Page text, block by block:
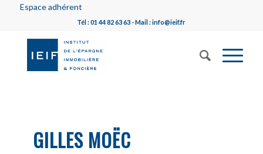
Espace adhérent
Tél : 01 44 82 63 63 - Mail : info@ieif.fr
GILLES MOËC